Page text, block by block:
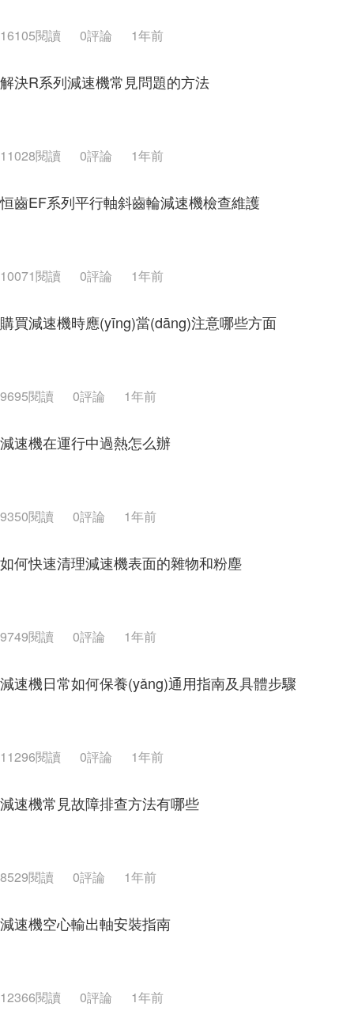
16105閱讀 0評論 1年前
解決R系列減速機常見問題的方法
11028閱讀 0評論 1年前
恒齒EF系列平行軸斜齒輪減速機檢查維護
10071閱讀 0評論 1年前
購買減速機時應(yīng)當(dāng)注意哪些方面
9695閱讀 0評論 1年前
減速機在運行中過熱怎么辦
9350閱讀 0評論 1年前
如何快速清理減速機表面的雜物和粉塵
9749閱讀 0評論 1年前
減速機日常如何保養(yǎng)通用指南及具體步驟
11296閱讀 0評論 1年前
減速機常見故障排查方法有哪些
8529閱讀 0評論 1年前
減速機空心輸出軸安裝指南
12366閱讀 0評論 1年前